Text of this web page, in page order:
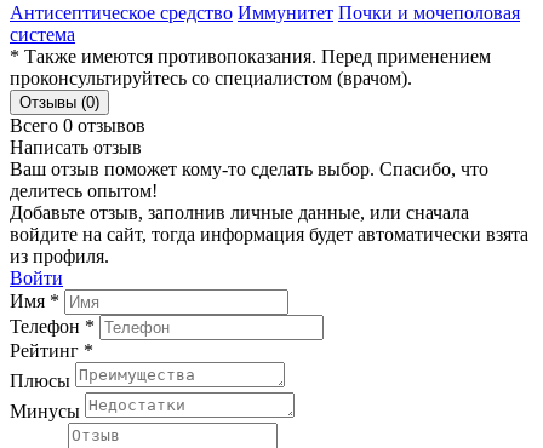
Антисептическое средство Иммунитет Почки и мочеполовая
система
* Также имеются противопоказания. Перед применением
проконсультируйтесь со специалистом (врачом).
Отзывы (0)
Всего 0 отзывов
Написать отзыв
Ваш отзыв поможет кому-то сделать выбор. Спасибо, что
делитесь опытом!
Добавьте отзыв, заполнив личные данные, или сначала
войдите на сайт, тогда информация будет автоматически взята
из профиля.
Войти
Имя *
Телефон *
Рейтинг *
Плюсы
Минусы